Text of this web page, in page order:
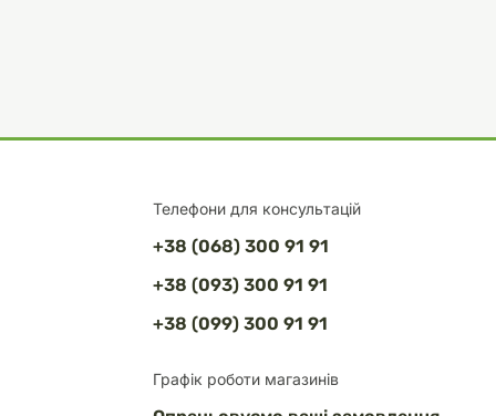
Телефони для консультацій
+38 (068) 300 91 91
+38 (093) 300 91 91
+38 (099) 300 91 91
Графік роботи магазинів